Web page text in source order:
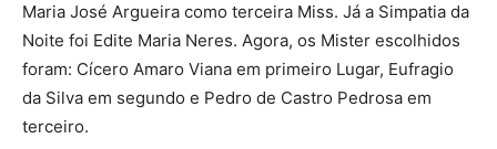
Maria José Argueira como terceira Miss. Já a Simpatia da
Noite foi Edite Maria Neres. Agora, os Mister escolhidos
foram: Cícero Amaro Viana em primeiro Lugar, Eufragio
da Silva em segundo e Pedro de Castro Pedrosa em
terceiro.